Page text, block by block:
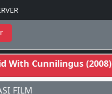
With Cunnilingus (2008)
FILM